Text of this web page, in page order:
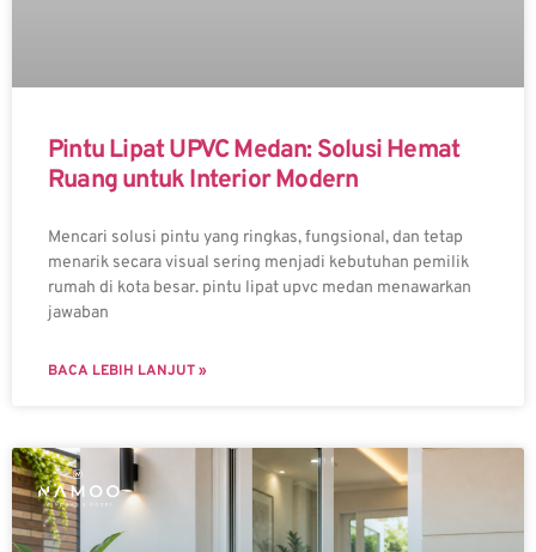
Pintu Lipat UPVC Medan: Solusi Hemat
Ruang untuk Interior Modern
Mencari solusi pintu yang ringkas, fungsional, dan tetap
menarik secara visual sering menjadi kebutuhan pemilik
rumah di kota besar. pintu lipat upvc medan menawarkan
jawaban
BACA LEBIH LANJUT »